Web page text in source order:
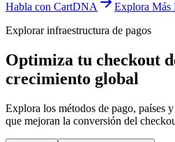
Habla con CartDNA
Explora Más
Explorar infraestructura de pagos
Optimiza tu checkout
crecimiento global
Explora los métodos de pago, países
que mejoran la conversión del